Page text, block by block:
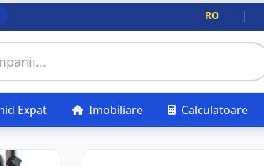
RO |
Expat Imobiliare Calculatoare